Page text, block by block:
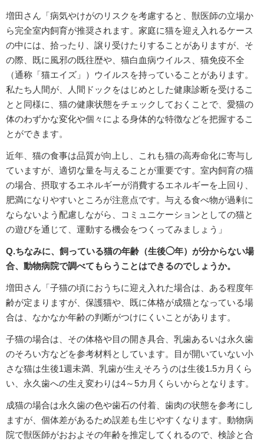
増田さん「病気やけがのリスクを考慮すると、獣医師の立場か
ら完全室内飼育が推奨されます。家庭に猫を迎え入れるケース
の中には、拾ったり、譲り受けたりすることがありますが、そ
の際、既に風邪の既往歴や、猫白血病ウイルス、猫免疫不全
（通称「猫エイズ」）ウイルスを持っていることがあります。
私たち人間が、人間ドックをはじめとした健康診断を受けるこ
とと同様に、猫の健康状態をチェックしておくことで、愛猫の
体のわずかな変化や個々による身体的な特徴などを把握するこ
とができます。
近年、猫の食事は品質が向上し、これも猫の高寿命化に寄与し
ていますが、適切な量を与えることが重要です。室内飼育の猫
の場合、摂取するエネルギーが消費するエネルギーを上回り、
肥満になりやすいところが注意点です。与える食べ物が過剰に
ならないよう配慮しながら、コミュニケーションとしての猫と
の遊びを通じて、運動する機会をつくってみましょう」
Q.ちなみに、飼っている猫の年齢（生後◯年）が分からない場
合、動物病院で調べてもらうことはできるのでしょうか。
増田さん「子猫の頃におうちに迎え入れた場合は、ある程度年
齢が定まりますが、保護猫や、既に体格が成猫となっている場
合は、なかなか年齢の判断がつけにくいことがあります。
子猫の場合は、その体格や目の開き具合、乳歯あるいは永久歯
のそろい方などを参考材料としています。目が開いていない小
さな猫は生後1週未満、乳歯が生えそろうのは生後1.5カ月くら
い、永久歯への生え変わりは4～5カ月くらいからとなります。
成猫の場合は永久歯の色や歯石の付着、歯肉の状態を参考にし
ますが、個体差があるため誤差も生じやすくなります。動物病
院で獣医師がおおよその年齢を推定してくれるので、検診と合